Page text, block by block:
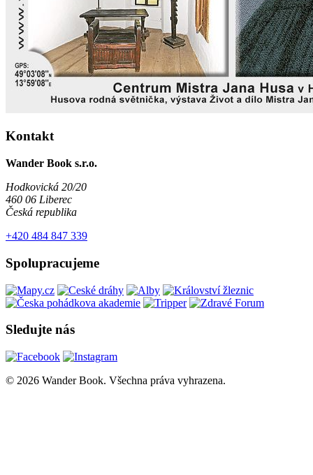
Kontakt
Wander Book s.r.o.
Hodkovická 20/20
460 06 Liberec
Česká republika
+420 484 847 339
Spolupracujeme
Sledujte nás
© 2026 Wander Book. Všechna práva vyhrazena.